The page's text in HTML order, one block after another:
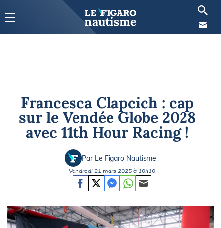
Francesca Clapcich : cap
sur le Vendée Globe 2028
avec 11th Hour Racing !
Par Le Figaro Nautisme
Vendredi 21 mars 2025 à 10h10